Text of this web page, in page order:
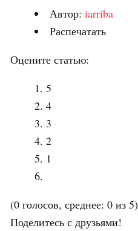
Автор: iarriba
Распечатать
Оцените статью:
5
4
3
2
1
(0 голосов, среднее: 0 из 5)
Поделитесь с друзьями!